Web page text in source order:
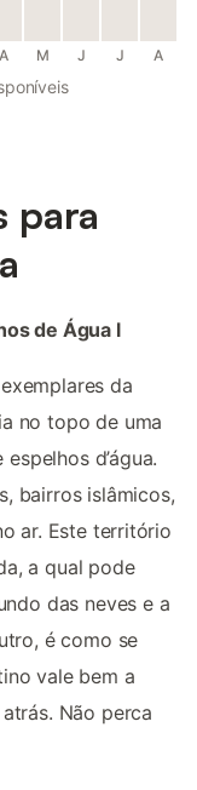
A M J J A
para
de Água l
da
no topo de uma
d’água.
bairros islâmicos,
ar. Este território
a qual pode
das neves e a
é como se
vale bem a
Não perca